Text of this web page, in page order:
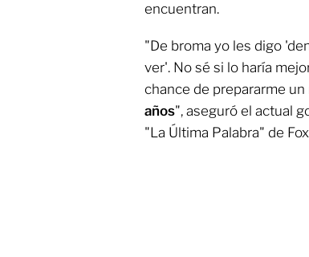
encuentran.
"De broma yo les digo
ver'. No sé si lo haría
chance de prepararme un
años", aseguró el actual
"La Última Palabra" de